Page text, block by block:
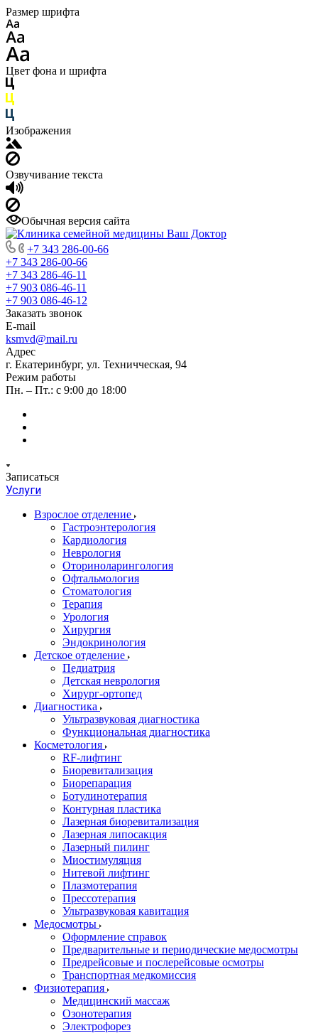
Размер шрифта
Цвет фона и шрифта
Изображения
Озвучивание текста
Обычная версия сайта
+7 343 286-00-66
+7 343 286-00-66
+7 343 286-46-11
+7 903 086-46-11
+7 903 086-46-12
Заказать звонок
E-mail
ksmvd@mail.ru
Адрес
г. Екатеринбург, ул. Техничческая, 94
Режим работы
Пн. – Пт.: с 9:00 до 18:00
Записаться
Услуги
Взрослое отделение
Гастроэнтерология
Кардиология
Неврология
Оториноларингология
Офтальмология
Стоматология
Терапия
Урология
Хирургия
Эндокринология
Детское отделение
Педиатрия
Детская неврология
Хирург-ортопед
Диагностика
Ультразвуковая диагностика
Функциональная диагностика
Косметология
RF-лифтинг
Биоревитализация
Биорепарация
Ботулинотерапия
Контурная пластика
Лазерная биоревитализация
Лазерная липосакция
Лазерный пилинг
Миостимуляция
Нитевой лифтинг
Плазмотерапия
Прессотерапия
Ультразвуковая кавитация
Медосмотры
Оформление справок
Предварительные и периодические медосмотры
Предрейсовые и послерейсовые осмотры
Транспортная медкомиссия
Физиотерапия
Медицинский массаж
Озонотерапия
Электрофорез